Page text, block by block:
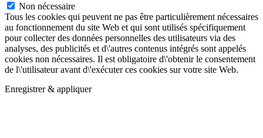
Non nécessaire
Tous les cookies qui peuvent ne pas être particulièrement nécessaires
au fonctionnement du site Web et qui sont utilisés spécifiquement
pour collecter des données personnelles des utilisateurs via des
analyses, des publicités et d\'autres contenus intégrés sont appelés
cookies non nécessaires. Il est obligatoire d\'obtenir le consentement
de l\'utilisateur avant d\'exécuter ces cookies sur votre site Web.
Enregistrer & appliquer